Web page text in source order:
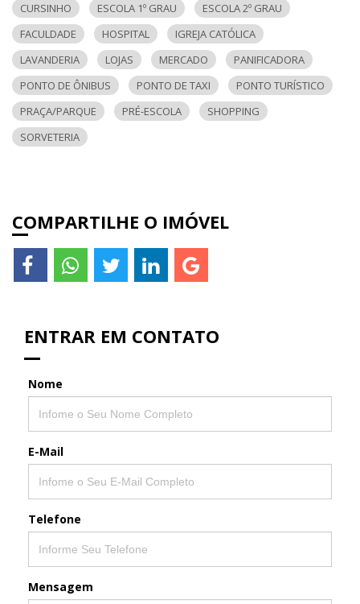
CURSINHO
ESCOLA 1º GRAU
ESCOLA 2º GRAU
FACULDADE
HOSPITAL
IGREJA CATÓLICA
LAVANDERIA
LOJAS MERCADO
PANIFICADORA
PONTO DE ÔNIBUS
PONTO DE TAXI
PONTO TURÍSTICO
PRAÇA/PARQUE
PRÉ-ESCOLA
SHOPPING
SORVETERIA
COMPARTILHE O IMÓVEL
ENTRAR EM CONTATO
Nome
E-Mail
Telefone
Mensagem